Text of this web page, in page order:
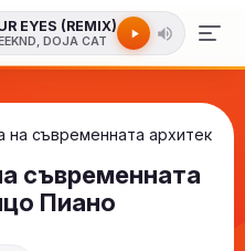
EYES (REMIX)
DOJA CAT
на съвременната
съвременната
Пиано